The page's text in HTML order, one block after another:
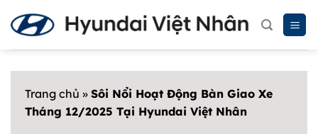
đến
Trang chủ » Sôi Nổi Hoạt Động Bàn Giao Xe
Tháng 12/2025 Tại Hyundai Việt Nhân